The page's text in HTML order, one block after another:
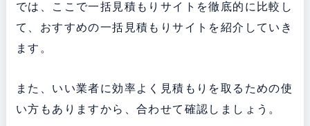
では、ここで一括見積もりサイトを徹底的に比較し
て、おすすめの一括見積もりサイトを紹介していき
ます。
また、いい業者に効率よく見積もりを取るための使
い方もありますから、合わせて確認しましょう。